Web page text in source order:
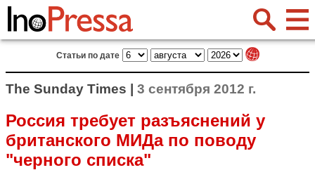
Статьи по дате
The Sunday Times | 3 сентября 2012 г.
Россия требует разъяснений у
британского МИДа по поводу
"черного списка"